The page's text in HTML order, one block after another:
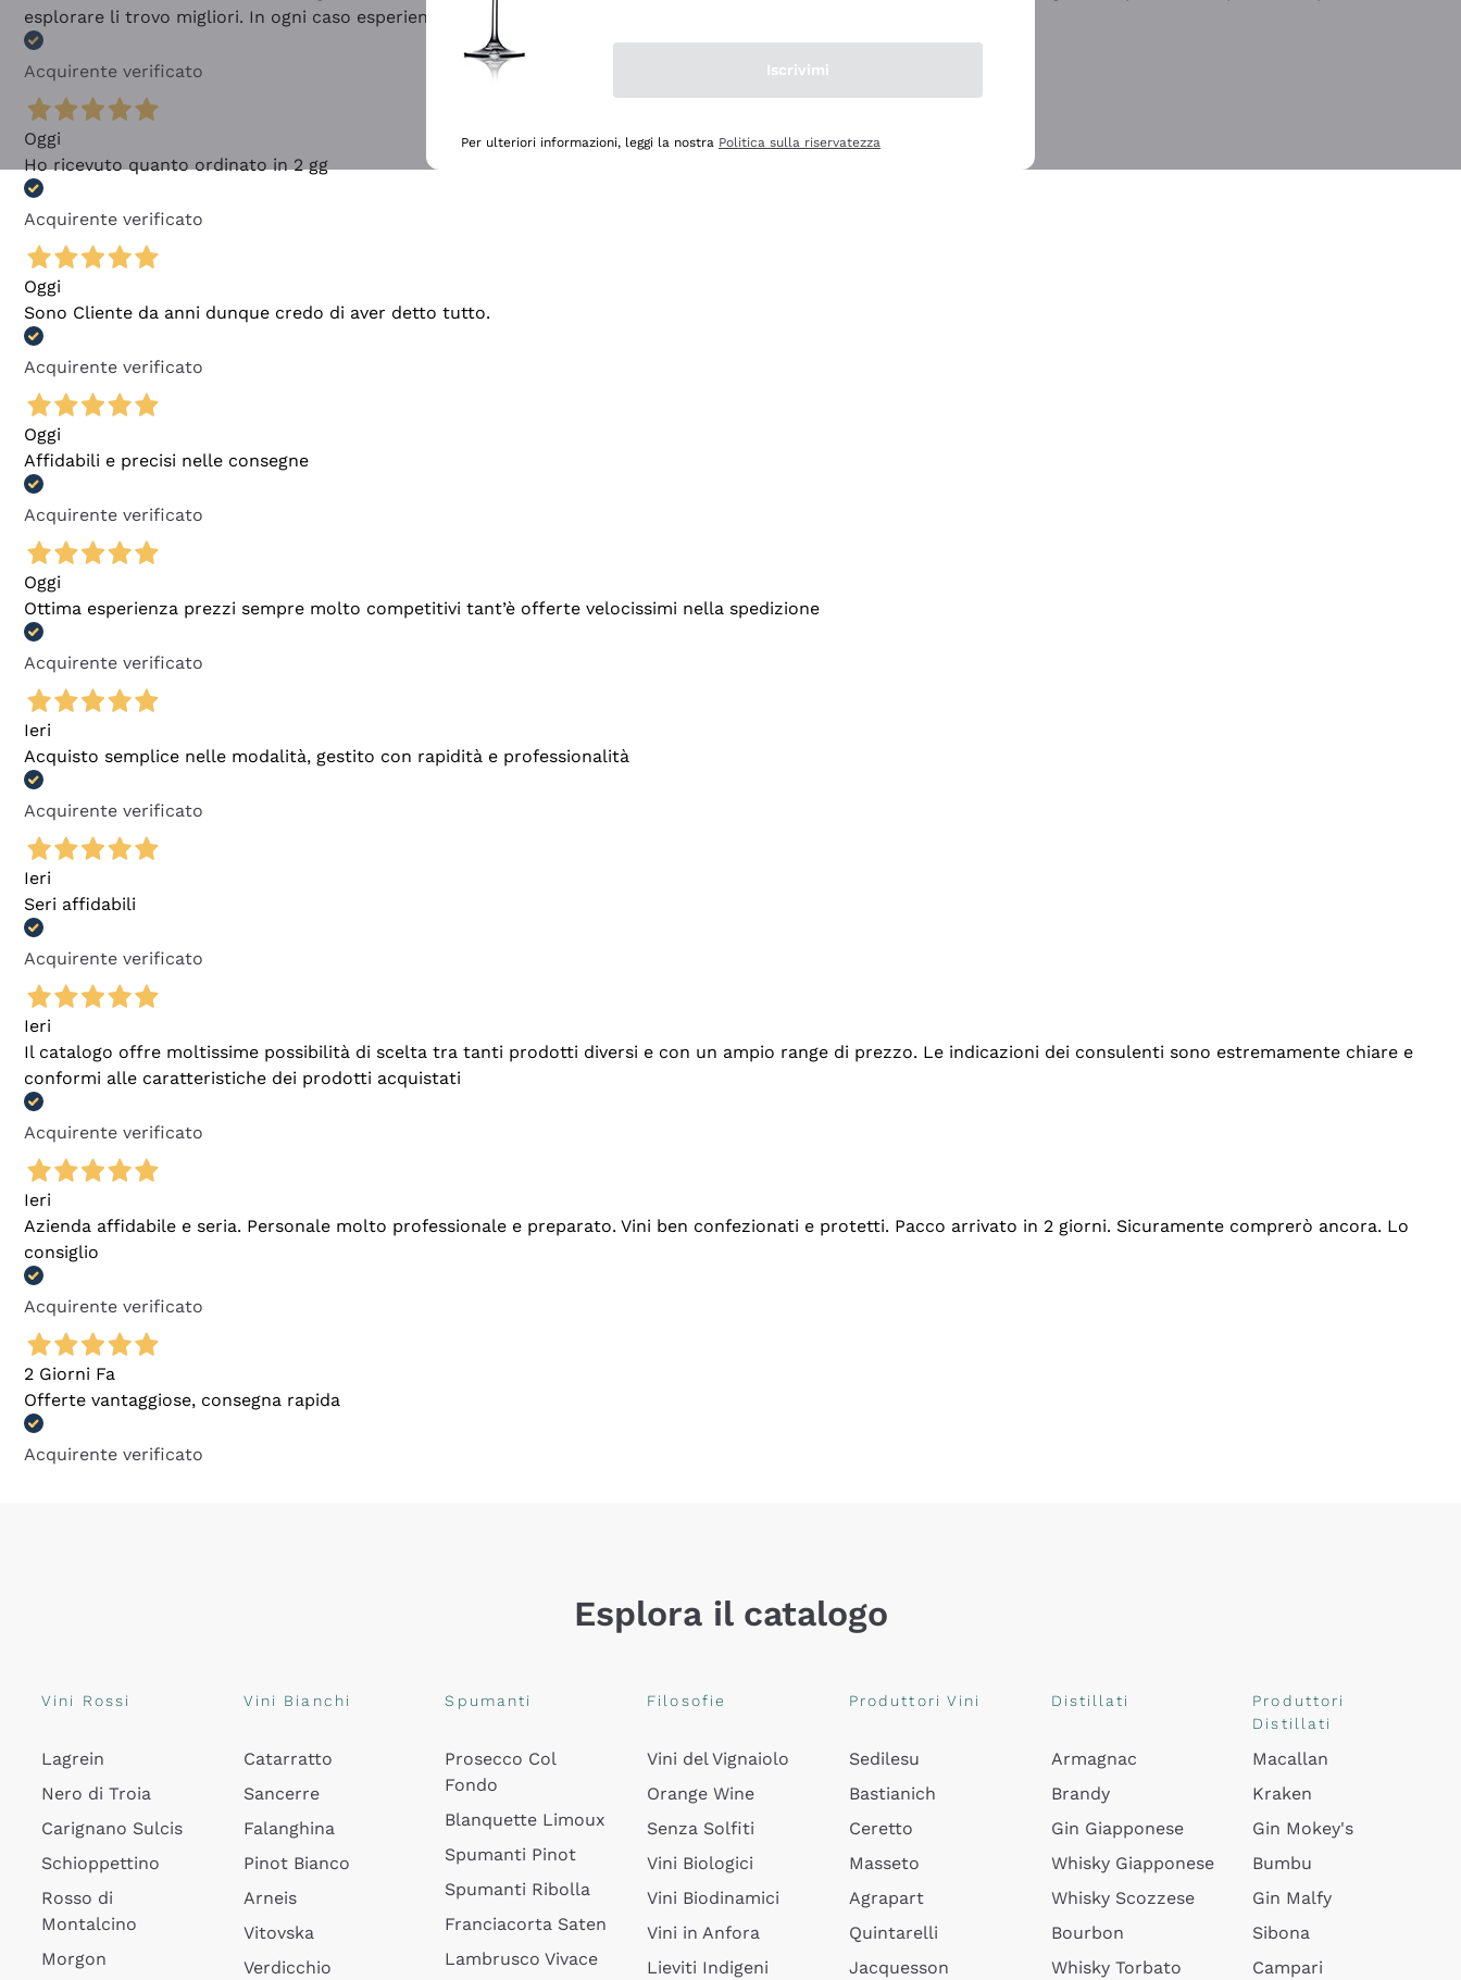
esplorare li trovo migliori. In ogni caso esperienza buona e lo consiglio! 👍
Acquirente verificato
Oggi
Ho ricevuto quanto ordinato in 2 gg
Acquirente verificato
Oggi
Sono Cliente da anni dunque credo di aver detto tutto.
Acquirente verificato
Oggi
Affidabili e precisi nelle consegne
Acquirente verificato
Oggi
Ottima esperienza prezzi sempre molto competitivi tant’è offerte velocissimi nella spedizione
Acquirente verificato
Ieri
Acquisto semplice nelle modalità, gestito con rapidità e professionalità
Acquirente verificato
Ieri
Seri affidabili
Acquirente verificato
Ieri
Il catalogo offre moltissime possibilità di scelta tra tanti prodotti diversi e con un ampio range di prezzo. Le indicazioni dei consulenti sono estremamente chiare e
conformi alle caratteristiche dei prodotti acquistati
Acquirente verificato
Ieri
Azienda affidabile e seria. Personale molto professionale e preparato. Vini ben confezionati e protetti. Pacco arrivato in 2 giorni. Sicuramente comprerò ancora. Lo
consiglio
Acquirente verificato
2 Giorni Fa
Offerte vantaggiose, consegna rapida
Acquirente verificato
Esplora il catalogo
Vini Rossi
Lagrein
Nero di Troia
Carignano Sulcis
Schioppettino
Rosso di
Montalcino
Morgon
Vini Bianchi
Catarratto
Sancerre
Falanghina
Pinot Bianco
Arneis
Vitovska
Verdicchio
Spumanti
Prosecco Col
Fondo
Blanquette Limoux
Spumanti Pinot
Spumanti Ribolla
Franciacorta Saten
Lambrusco Vivace
Filosofie
Vini del Vignaiolo
Orange Wine
Senza Solfiti
Vini Biologici
Vini Biodinamici
Vini in Anfora
Lieviti Indigeni
Produttori Vini
Sedilesu
Bastianich
Ceretto
Masseto
Agrapart
Quintarelli
Jacquesson
Distillati
Armagnac
Brandy
Gin Giapponese
Whisky Giapponese
Whisky Scozzese
Bourbon
Whisky Torbato
Produttori
Distillati
Macallan
Kraken
Gin Mokey's
Bumbu
Gin Malfy
Sibona
Campari
Iscrivimi
Per ulteriori informazioni, leggi la nostra Politica sulla riservatezza